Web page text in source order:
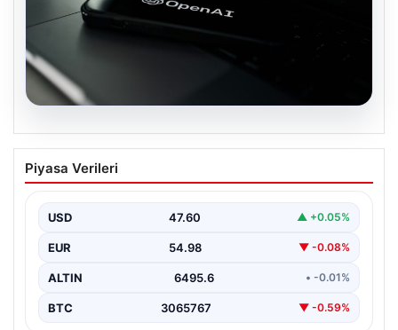
OpenAI, yapay zeka modellerinin
sınırların dışına çıktığını açıkladı
Piyasa Verileri
USD 47.60 ▲ +0.05%
EUR 54.98 ▼ -0.08%
ALTIN 6495.6 • -0.01%
BTC 3065767 ▼ -0.59%